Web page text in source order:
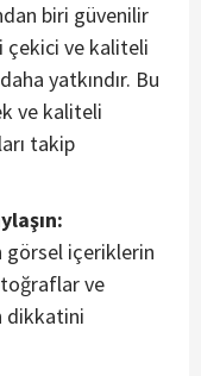
biri güvenilir
çekici ve kaliteli
yatkındır. Bu
ve kaliteli
takip
görsel içeriklerin
ve
dikkatini